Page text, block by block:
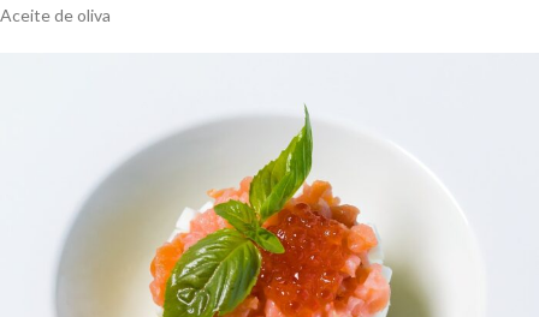
Aceite de oliva